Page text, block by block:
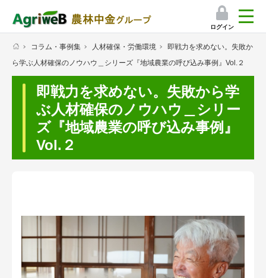
ログイン
検索
マイページ
プレミアムサービス
プレミアムサービスのご紹介
挑戦者たちの奮闘記
会員限定コンテンツ（無料）
会員登録無料 アグリウェブの使い方
コラム・事例集 人材確保・労働環境
即戦力を求めない。失敗か
ら学ぶ人材確保のノウハウ＿シリーズ『地域農業の呼び込み事例』Vol.２
即戦力を求めない。失敗から学
ぶ人材確保のノウハウ＿シリー
ズ『地域農業の呼び込み事例』
Vol.２